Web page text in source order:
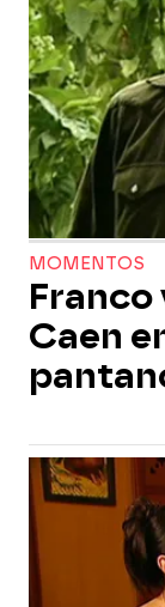
MOMENTOS
Franco
Caen